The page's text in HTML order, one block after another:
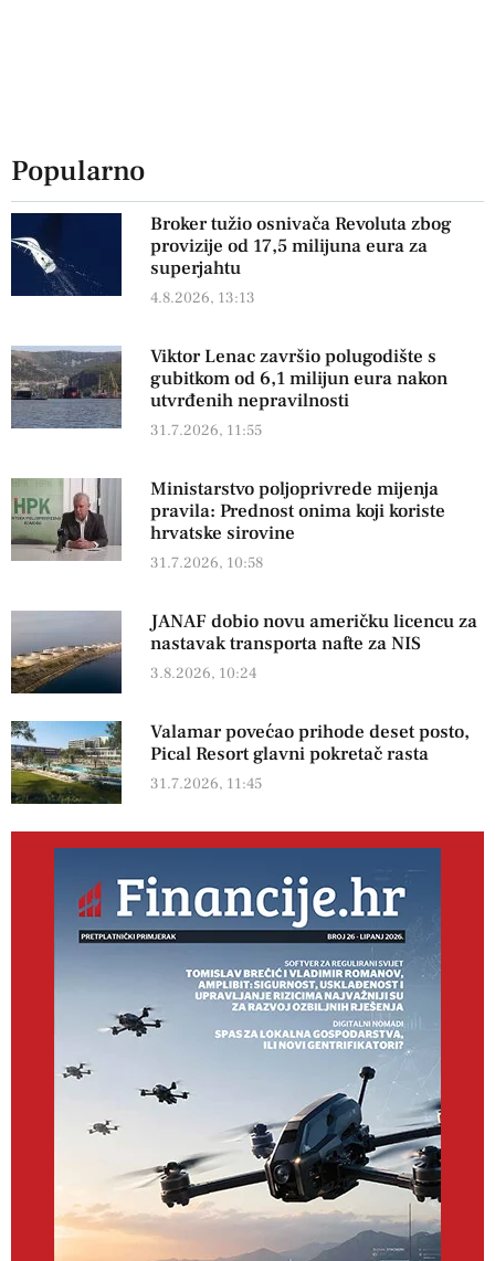
Popularno
Broker tužio osnivača Revoluta zbog
provizije od 17,5 milijuna eura za
superjahtu
4.8.2026, 13:13
Viktor Lenac završio polugodište s
gubitkom od 6,1 milijun eura nakon
utvrđenih nepravilnosti
31.7.2026, 11:55
Ministarstvo poljoprivrede mijenja
pravila: Prednost onima koji koriste
hrvatske sirovine
31.7.2026, 10:58
JANAF dobio novu američku licencu za
nastavak transporta nafte za NIS
3.8.2026, 10:24
Valamar povećao prihode deset posto,
Pical Resort glavni pokretač rasta
31.7.2026, 11:45